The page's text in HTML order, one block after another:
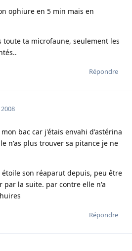
ophiure en 5 min mais en
toute ta microfaune, seulement les
Répondre
bac car j'étais envahi d'astérina
n'as plus trouver sa pitance je ne
son réaparut depuis, peu être
par la suite. par contre elle n'a
Répondre